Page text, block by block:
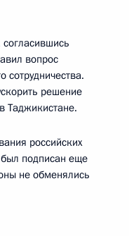
вопрос
сотрудничества.
решение
Таджикистане.
российских
подписан еще
не обменялись